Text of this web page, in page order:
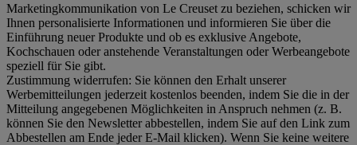
Marketingkommunikation von Le Creuset zu beziehen, schicken wir
Ihnen personalisierte Informationen und informieren Sie über die
Einführung neuer Produkte und ob es exklusive Angebote,
Kochschauen oder anstehende Veranstaltungen oder Werbeangebote
speziell für Sie gibt.
Zustimmung widerrufen: Sie können den Erhalt unserer
Werbemitteilungen jederzeit kostenlos beenden, indem Sie die in der
Mitteilung angegebenen Möglichkeiten in Anspruch nehmen (z. B.
können Sie den Newsletter abbestellen, indem Sie auf den Link zum
Abbestellen am Ende jeder E-Mail klicken). Wenn Sie keine weitere